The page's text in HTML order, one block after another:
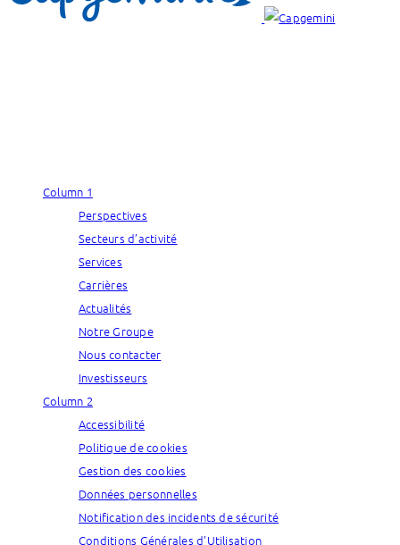
Column 1
Perspectives
Secteurs d’activité
Services
Carrières
Actualités
Notre Groupe
Nous contacter
Investisseurs
Column 2
Accessibilité
Politique de cookies
Gestion des cookies
Données personnelles
Notification des incidents de sécurité
Conditions Générales d’Utilisation